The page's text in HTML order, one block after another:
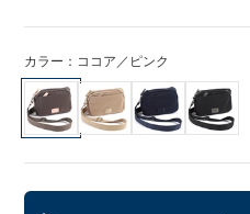
カラー：ココア／ピンク